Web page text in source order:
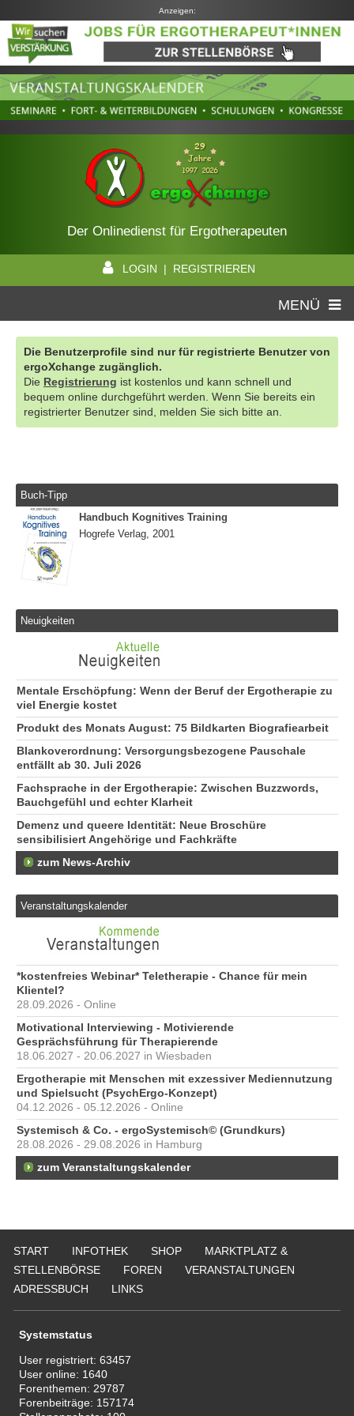
Anzeigen:
Der Onlinedienst für Ergotherapeuten
LOGIN | REGISTRIEREN
MENÜ
Die Benutzerprofile sind nur für registrierte Benutzer von
ergoXchange zugänglich.
Die Registrierung ist kostenlos und kann schnell und
bequem online durchgeführt werden. Wenn Sie bereits ein
registrierter Benutzer sind, melden Sie sich bitte an.
Buch-Tipp
Handbuch Kognitives Training
Hogrefe Verlag, 2001
Neuigkeiten
Mentale Erschöpfung: Wenn der Beruf der Ergotherapie zu
viel Energie kostet
Produkt des Monats August: 75 Bildkarten Biografiearbeit
Blankoverordnung: Versorgungsbezogene Pauschale
entfällt ab 30. Juli 2026
Fachsprache in der Ergotherapie: Zwischen Buzzwords,
Bauchgefühl und echter Klarheit
Demenz und queere Identität: Neue Broschüre
sensibilisiert Angehörige und Fachkräfte
zum News-Archiv
Veranstaltungskalender
*kostenfreies Webinar* Teletherapie - Chance für mein
Klientel?
28.09.2026 - Online
Motivational Interviewing - Motivierende
Gesprächsführung für Therapierende
18.06.2027 - 20.06.2027 in Wiesbaden
Ergotherapie mit Menschen mit exzessiver Mediennutzung
und Spielsucht (PsychErgo-Konzept)
04.12.2026 - 05.12.2026 - Online
Systemisch & Co. - ergoSystemisch© (Grundkurs)
28.08.2026 - 29.08.2026 in Hamburg
zum Veranstaltungskalender
START INFOTHEK SHOP
MARKTPLATZ &
STELLENBÖRSE
FOREN
VERANSTALTUNGEN
ADRESSBUCH
LINKS
Systemstatus
User registriert:63457
User online: 1640
Forenthemen: 29787
Forenbeiträge: 157174